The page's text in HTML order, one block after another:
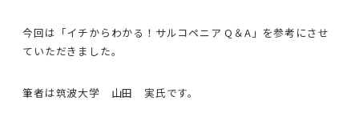
今回は「イチからわかる！サルコペニア Q＆A」を参考にさせ
ていただきました。
筆者は筑波大学 山田 実氏です。